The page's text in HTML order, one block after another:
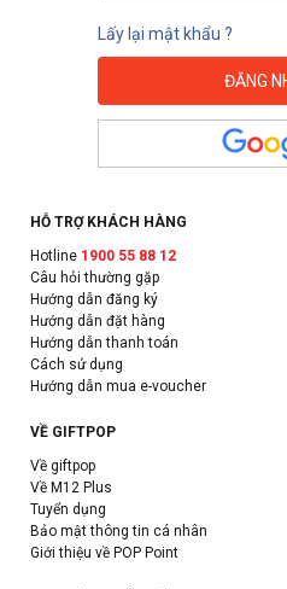
Lấy lại mật khẩu ?
HỖ TRỢ KHÁCH HÀNG
Hotline 1900 55 88 12
Câu hỏi thường gặp
Hướng dẫn đăng ký
Hướng dẫn đặt hàng
Hướng dẫn thanh toán
Cách sử dụng
Hướng dẫn mua e-voucher
VỀ GIFTPOP
Về giftpop
Về M12 Plus
Tuyển dụng
Bảo mật thông tin cá nhân
Giới thiệu về POP Point